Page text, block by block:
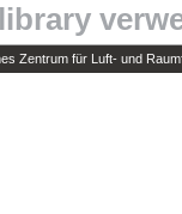
Zentrum für Luft- und